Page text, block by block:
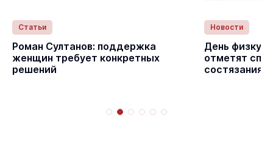
Статьи
Роман Султанов: поддержка
женщин требует конкретных
решений
Новости
День
отметят